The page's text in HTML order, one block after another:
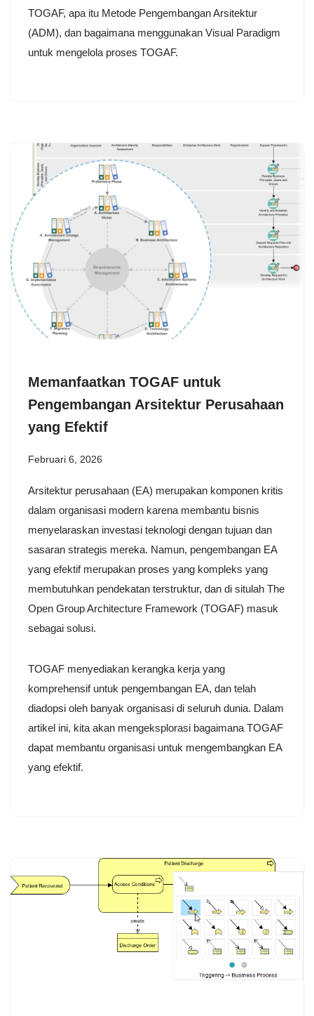
TOGAF, apa itu Metode Pengembangan Arsitektur
(ADM), dan bagaimana menggunakan Visual Paradigm
untuk mengelola proses TOGAF.
Memanfaatkan TOGAF untuk
Pengembangan Arsitektur Perusahaan
yang Efektif
Februari 6, 2026
Arsitektur perusahaan (EA) merupakan komponen kritis
dalam organisasi modern karena membantu bisnis
menyelaraskan investasi teknologi dengan tujuan dan
sasaran strategis mereka. Namun, pengembangan EA
yang efektif merupakan proses yang kompleks yang
membutuhkan pendekatan terstruktur, dan di situlah The
Open Group Architecture Framework (TOGAF) masuk
sebagai solusi.
TOGAF menyediakan kerangka kerja yang
komprehensif untuk pengembangan EA, dan telah
diadopsi oleh banyak organisasi di seluruh dunia. Dalam
artikel ini, kita akan mengeksplorasi bagaimana TOGAF
dapat membantu organisasi untuk mengembangkan EA
yang efektif.